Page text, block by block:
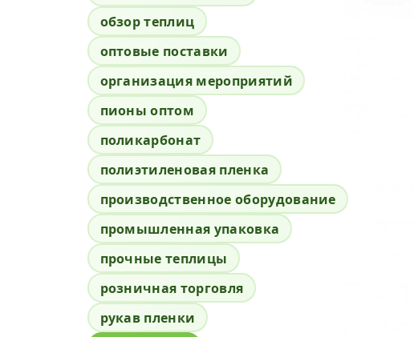
обзор теплиц
оптовые поставки
организация мероприятий
пионы оптом
поликарбонат
полиэтиленовая пленка
производственное оборудование
промышленная упаковка
прочные теплицы
розничная торговля
рукав пленки